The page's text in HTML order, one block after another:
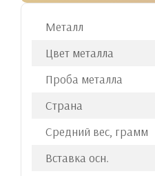
Металл
Цвет металла
Проба металла
Страна
Средний вес, грамм
Вставка осн.